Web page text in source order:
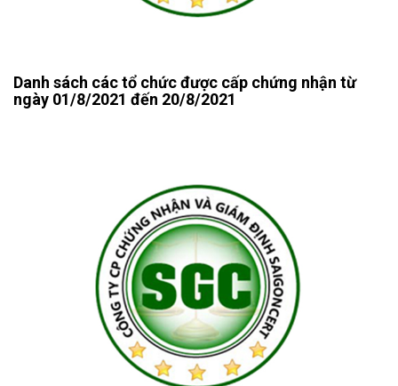
Danh sách các tổ chức được cấp chứng nhận từ
ngày 01/8/2021 đến 20/8/2021